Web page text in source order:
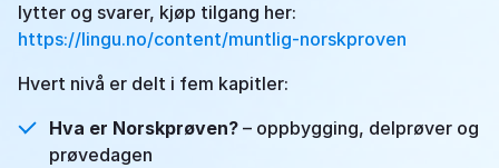
lytter og svarer, kjøp tilgang her:
https://lingu.no/content/muntlig-norskproven
Hvert nivå er delt i fem kapitler:
Hva er Norskprøven? – oppbygging, delprøver og
prøvedagen